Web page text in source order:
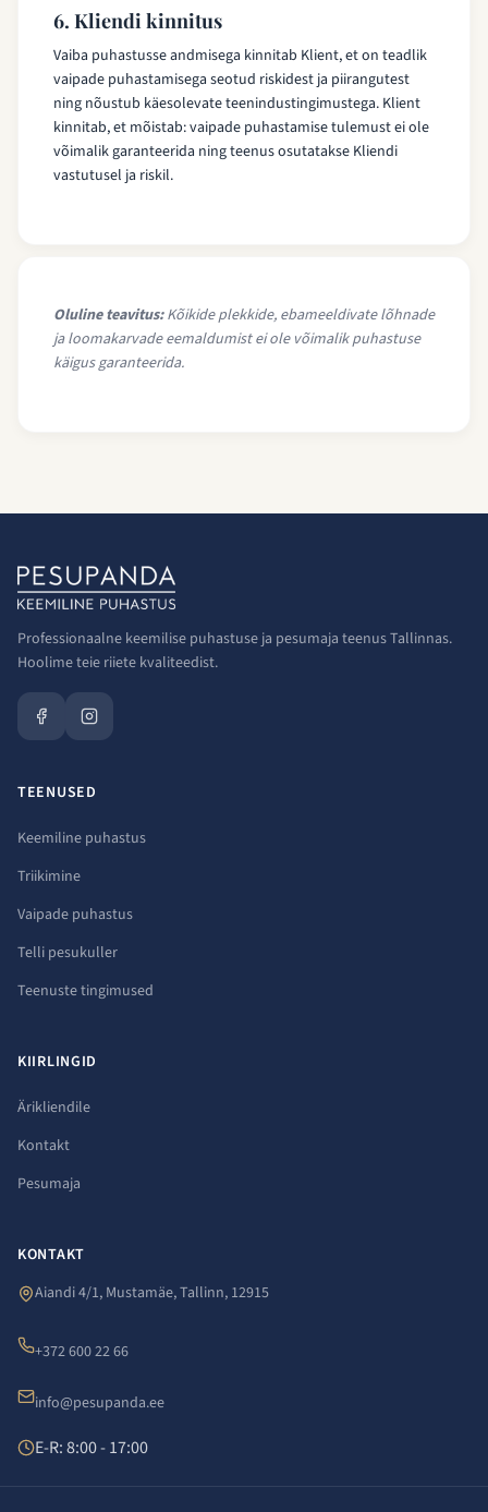
6. Kliendi kinnitus
Vaiba puhastusse andmisega kinnitab Klient, et on teadlik
vaipade puhastamisega seotud riskidest ja piirangutest
ning nõustub käesolevate teenindustingimustega. Klient
kinnitab, et mõistab: vaipade puhastamise tulemust ei ole
võimalik garanteerida ning teenus osutatakse Kliendi
vastutusel ja riskil.
Oluline teavitus:Kõikide plekkide, ebameeldivate lõhnade
ja loomakarvade eemaldumist ei ole võimalik puhastuse
käigus garanteerida.
Professionaalne keemilise puhastuse ja pesumaja teenus Tallinnas.
Hoolime teie riiete kvaliteedist.
TEENUSED
Keemiline puhastus
Triikimine
Vaipade puhastus
Telli pesukuller
Teenuste tingimused
KIIRLINGID
Ärikliendile
Kontakt
Pesumaja
KONTAKT
Aiandi 4/1, Mustamäe, Tallinn, 12915
+372 600 22 66
info@pesupanda.ee
E-R: 8:00 - 17:00